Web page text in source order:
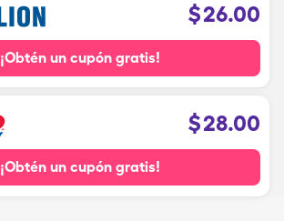
$26.00
¡Obtén un cupón gratis!
$28.00
¡Obtén un cupón gratis!